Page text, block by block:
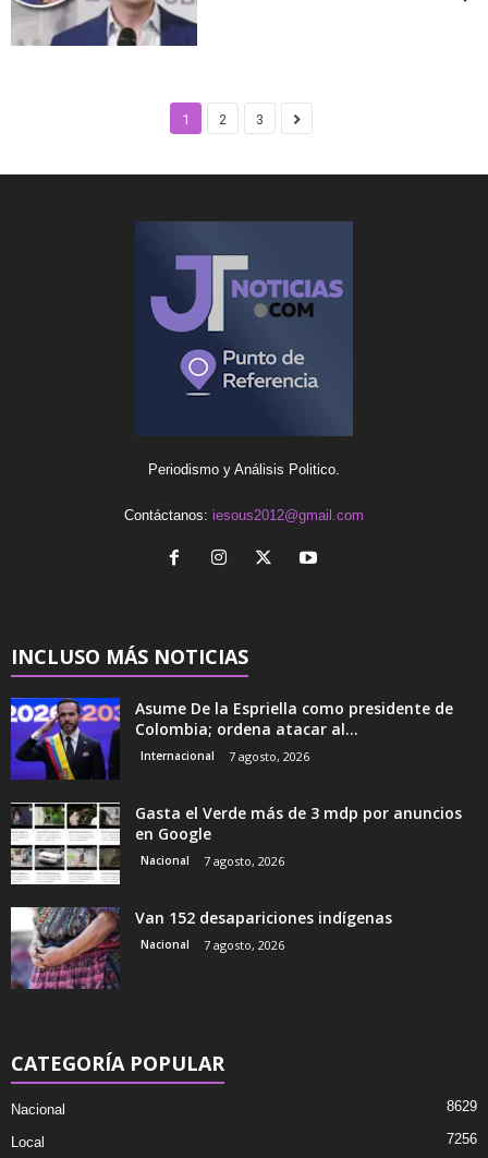
1 2 3
Periodismo y Análisis Politico.
Contáctanos: iesous2012@gmail.com
INCLUSO MÁS NOTICIAS
Asume De la Espriella como presidente de
Colombia; ordena atacar al...
Internacional 7 agosto, 2026
Gasta el Verde más de 3 mdp por anuncios
en Google
Nacional 7 agosto, 2026
Van 152 desapariciones indígenas
Nacional 7 agosto, 2026
CATEGORÍA POPULAR
Nacional 8629
Local 7256